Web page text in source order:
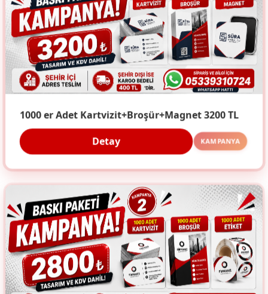
1000 er Adet Kartvizit+Broşür+Magnet 3200 TL
Detay KAMPANYA